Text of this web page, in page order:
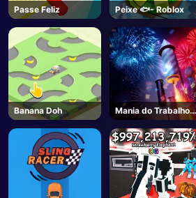
Passe Feliz Peixe 🐟- Roblox
Banana Doh
Mania do Trabalho
do Fogo